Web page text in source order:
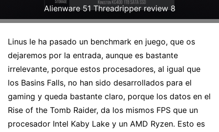
Alienware 51 Threadripper review 8
Linus le ha pasado un benchmark en juego, que os
dejaremos por la entrada, aunque es bastante
irrelevante, porque estos procesadores, al igual que
los Basins Falls, no han sido desarrollados para el
gaming y queda bastante claro, porque los datos en el
Rise of the Tomb Raider, da los mismos FPS que un
procesador Intel Kaby Lake y un AMD Ryzen. Esto es